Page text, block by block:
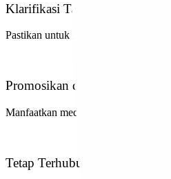
Klarifikasi Tanggal Pengiriman
Pastikan untuk memberikan
Promosikan dengan Efektif
Manfaatkan media sosial, situs web,
Tetap Terhubung dengan